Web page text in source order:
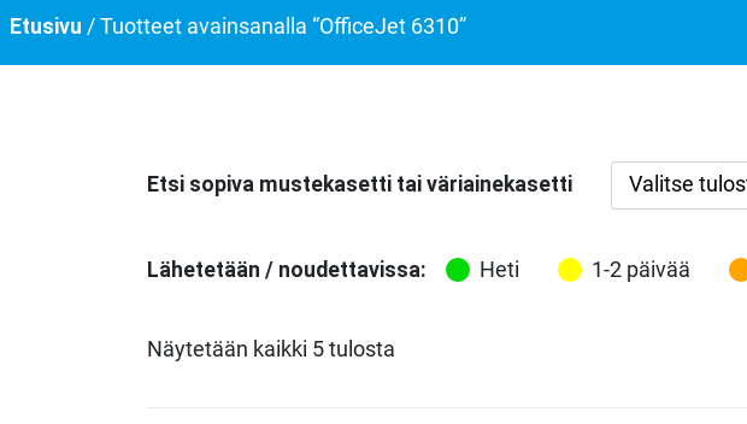
Etusivu / Tuotteet avainsanalla “OfficeJet 6310”
Etsi sopiva mustekasetti tai väriainekasetti
Lähetetään / noudettavissa: Heti 1-2 päivää
Näytetään kaikki 5 tulosta